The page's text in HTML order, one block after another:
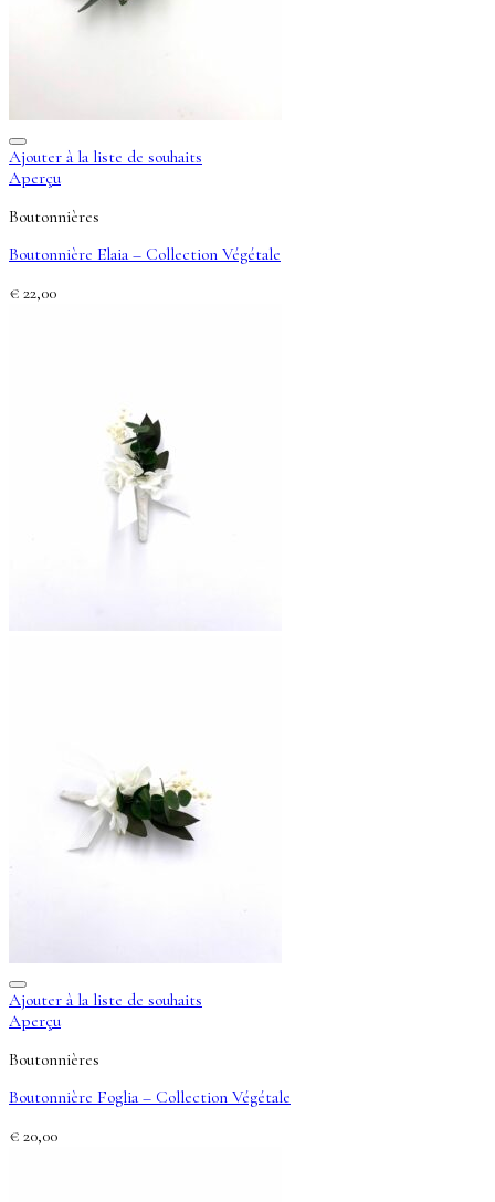
Ajouter à la liste de souhaits
Aperçu
Boutonnières
Boutonnière Elaia – Collection Végétale
€ 22,00
Ajouter à la liste de souhaits
Aperçu
Boutonnières
Boutonnière Foglia – Collection Végétale
€ 20,00